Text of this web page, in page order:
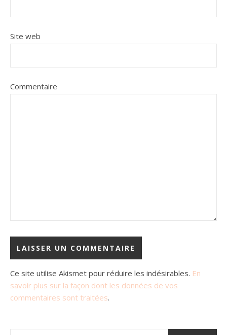
Site web
Commentaire
Ce site utilise Akismet pour réduire les indésirables. En
savoir plus sur la façon dont les données de vos
commentaires sont traitées.